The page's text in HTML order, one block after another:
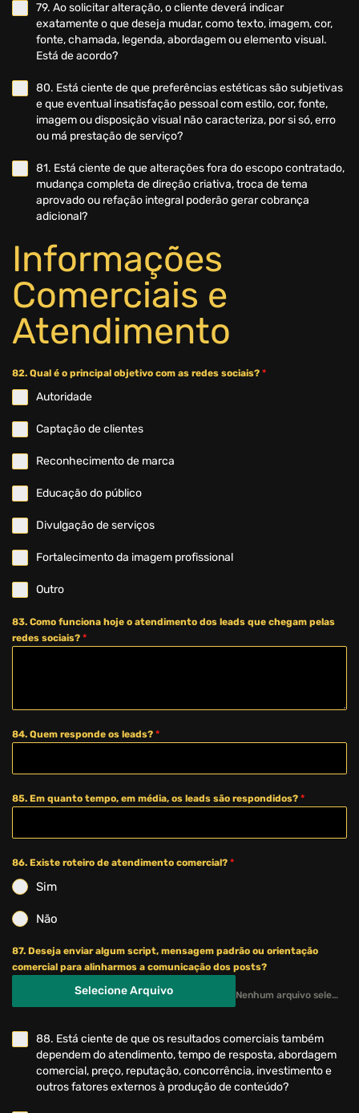
79. Ao solicitar alteração, o cliente deverá indicar
exatamente o que deseja mudar, como texto, imagem, cor,
fonte, chamada, legenda, abordagem ou elemento visual.
Está de acordo?
80. Está ciente de que preferências estéticas são subjetivas
e que eventual insatisfação pessoal com estilo, cor, fonte,
imagem ou disposição visual não caracteriza, por si só, erro
ou má prestação de serviço?
81. Está ciente de que alterações fora do escopo contratado,
mudança completa de direção criativa, troca de tema
aprovado ou refação integral poderão gerar cobrança
adicional?
Informações
Comerciais e
Atendimento
82. Qual é o principal objetivo com as redes sociais? *
Autoridade
Captação de clientes
Reconhecimento de marca
Educação do público
Divulgação de serviços
Fortalecimento da imagem profissional
Outro
83. Como funciona hoje o atendimento dos leads que chegam pelas
redes sociais? *
84. Quem responde os leads? *
85. Em quanto tempo, em média, os leads são respondidos? *
86. Existe roteiro de atendimento comercial? *
Sim
Não
87. Deseja enviar algum script, mensagem padrão ou orientação
comercial para alinharmos a comunicação dos posts?
Selecione Arquivo Nenhum arquivo selecionado ainda
88. Está ciente de que os resultados comerciais também
dependem do atendimento, tempo de resposta, abordagem
comercial, preço, reputação, concorrência, investimento e
outros fatores externos à produção de conteúdo?